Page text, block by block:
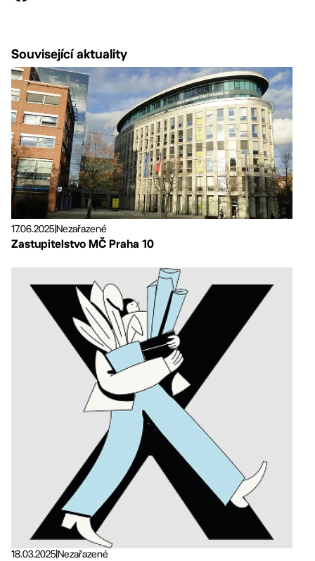
Související aktuality
17.06.2025Nezařazené
Zastupitelstvo MČ Praha 10
18.03.2025Nezařazené